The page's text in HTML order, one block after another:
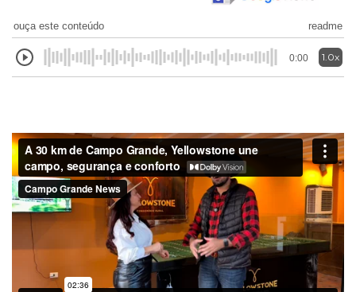
ouça este conteúdo readme
0:00 1.0x